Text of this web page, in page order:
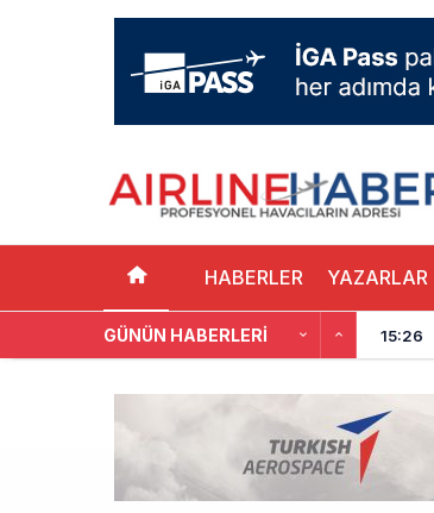
HABERLER YAZARLAR
GÜNÜN HABERLERI 15:26